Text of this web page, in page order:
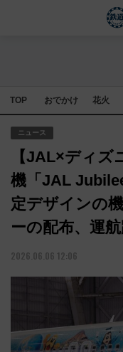
TOP おでかけ 花火
ニュース
【JAL×ディズ
機「JAL
定デザインの
ーの配布、運
2026.06.06 12:06